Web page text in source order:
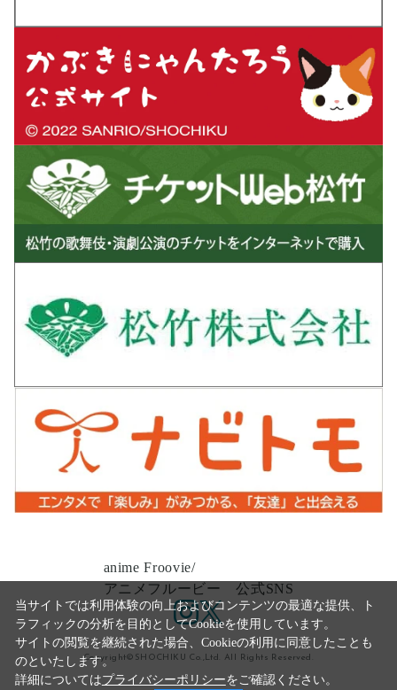
anime Froovie/
アニメフルービー 公式SNS
Copyright©SHOCHIKU Co.,Ltd. All Rights Reserved.
当サイトでは利用体験の向上およびコンテンツの最適な提供、ト
ラフィックの分析を目的としてCookieを使用しています。
サイトの閲覧を継続された場合、Cookieの利用に同意したことも
のといたします。
詳細についてはプライバシーポリシーをご確認ください。